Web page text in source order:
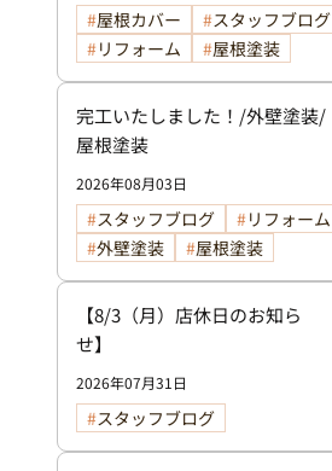
屋根カバー
スタッフブログ
リフォーム
屋根塗装
完工いたしました！/外壁塗装/
屋根塗装
2026年08月03日
スタッフブログ
リフォーム
外壁塗装
屋根塗装
【8/3（月）店休日のお知ら
せ】
2026年07月31日
スタッフブログ